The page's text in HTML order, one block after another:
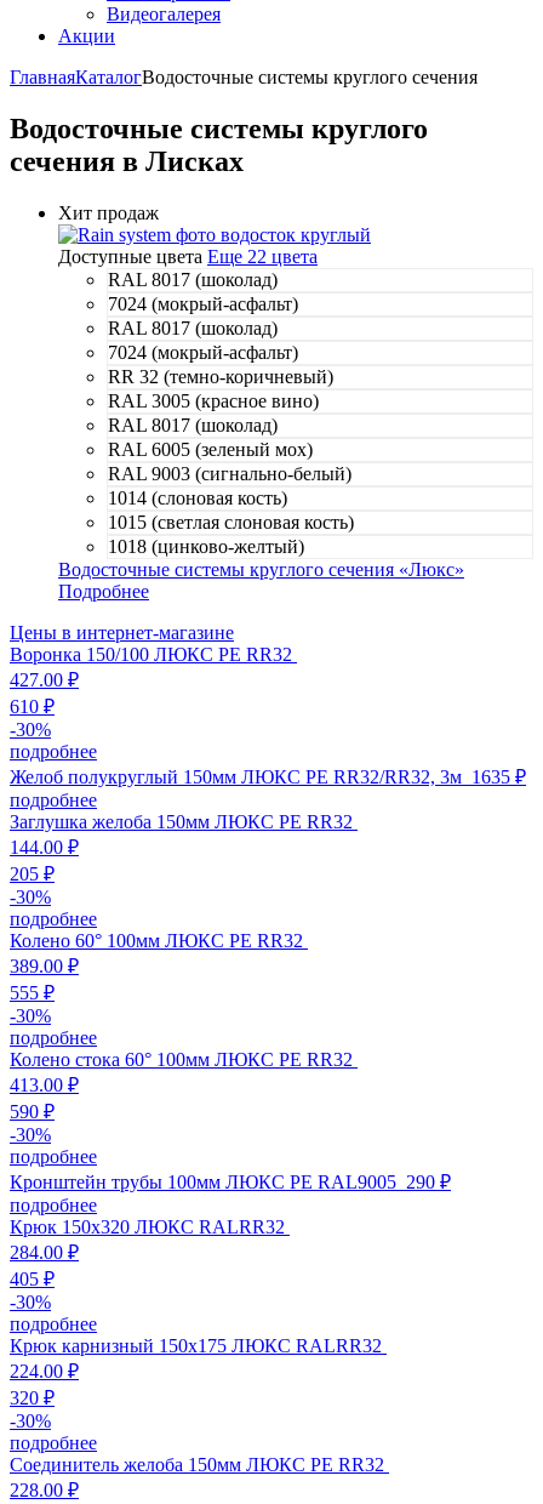
Видеогалерея
Акции
ГлавнаяКаталогВодосточные системы круглого сечения
Водосточные системы круглого
сечения в Лисках
Хит продаж
Доступные цвета Еще 22 цвета
RAL 8017 (шоколад)
7024 (мокрый-асфальт)
RAL 8017 (шоколад)
7024 (мокрый-асфальт)
RR 32 (темно-коричневый)
RAL 3005 (красное вино)
RAL 8017 (шоколад)
RAL 6005 (зеленый мох)
RAL 9003 (сигнально-белый)
1014 (слоновая кость)
1015 (светлая слоновая кость)
1018 (цинково-желтый)
Водосточные системы круглого сечения «Люкс»
Подробнее
Цены в интернет-магазине
Воронка 150/100 ЛЮКС PE RR32
427.00 ₽
610 ₽
-30%
подробнее
Желоб полукруглый 150мм ЛЮКС PE RR32/RR32, 3м 1635 ₽
подробнее
Заглушка желоба 150мм ЛЮКС PE RR32
144.00 ₽
205 ₽
-30%
подробнее
Колено 60° 100мм ЛЮКС PE RR32
389.00 ₽
555 ₽
-30%
подробнее
Колено стока 60° 100мм ЛЮКС PE RR32
413.00 ₽
590 ₽
-30%
подробнее
Кронштейн трубы 100мм ЛЮКС PE RAL9005 290 ₽
подробнее
Крюк 150х320 ЛЮКС RALRR32
284.00 ₽
405 ₽
-30%
подробнее
Крюк карнизный 150х175 ЛЮКС RALRR32
224.00 ₽
320 ₽
-30%
подробнее
Соединитель желоба 150мм ЛЮКС PE RR32
228.00 ₽